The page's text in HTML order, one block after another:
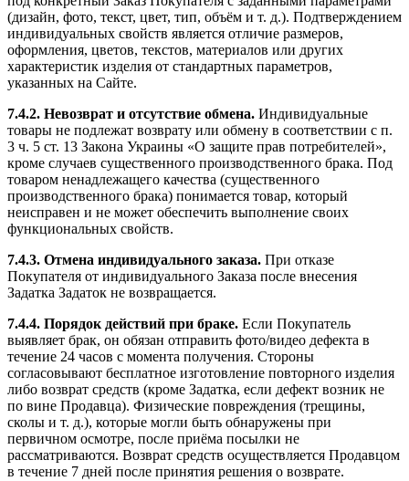
(дизайн, фото, текст, цвет, тип, объём и т. д.). Подтверждением
индивидуальных свойств является отличие размеров,
оформления, цветов, текстов, материалов или других
характеристик изделия от стандартных параметров,
указанных на Сайте.
7.4.2. Невозврат и отсутствие обмена. Индивидуальные
товары не подлежат возврату или обмену в соответствии с п.
3 ч. 5 ст. 13 Закона Украины «О защите прав потребителей»,
кроме случаев существенного производственного брака. Под
товаром ненадлежащего качества (существенного
производственного брака) понимается товар, который
неисправен и не может обеспечить выполнение своих
функциональных свойств.
7.4.3. Отмена индивидуального заказа. При отказе
Покупателя от индивидуального Заказа после внесения
Задатка Задаток не возвращается.
7.4.4. Порядок действий при браке. Если Покупатель
выявляет брак, он обязан отправить фото/видео дефекта в
течение 24 часов с момента получения. Стороны
согласовывают бесплатное изготовление повторного изделия
либо возврат средств (кроме Задатка, если дефект возник не
по вине Продавца). Физические повреждения (трещины,
сколы и т. д.), которые могли быть обнаружены при
первичном осмотре, после приёма посылки не
рассматриваются. Возврат средств осуществляется Продавцом
в течение 7 дней после принятия решения о возврате.